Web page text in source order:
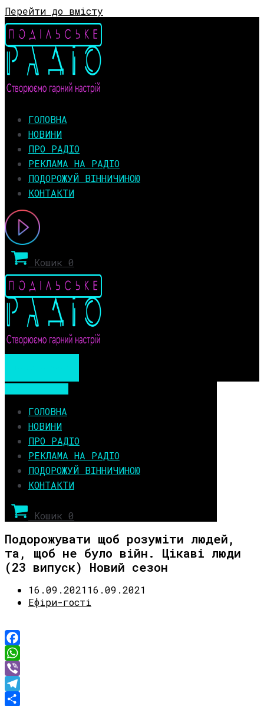
Перейти до вмісту
ГОЛОВНА
НОВИНИ
ПРО РАДІО
РЕКЛАМА НА РАДІО
ПОДОРОЖУЙ ВІННИЧИНОЮ
КОНТАКТИ
Кошик 0
ГОЛОВНА
НОВИНИ
ПРО РАДІО
РЕКЛАМА НА РАДІО
ПОДОРОЖУЙ ВІННИЧИНОЮ
КОНТАКТИ
Кошик 0
Подорожувати щоб розуміти людей,
та, щоб не було війн. Цікаві люди
(23 випуск) Новий сезон
16.09.202116.09.2021
Ефіри-гості
Facebook
WhatsApp
Viber
Telegram